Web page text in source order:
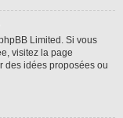
Limited. Si vous
visitez la page
des idées proposées ou